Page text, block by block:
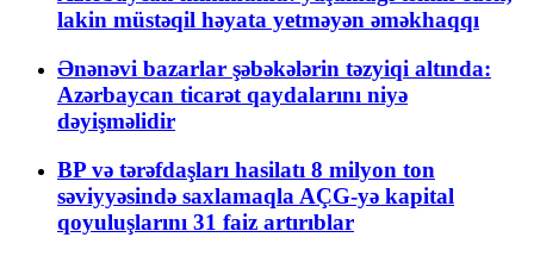
lakin müstəqil həyata yetməyən əməkhaqqı
Ənənəvi bazarlar şəbəkələrin təzyiqi altında:
Azərbaycan ticarət qaydalarını niyə
dəyişməlidir
BP və tərəfdaşları hasilatı 8 milyon ton
səviyyəsində saxlamaqla AÇG-yə kapital
qoyuluşlarını 31 faiz artırıblar